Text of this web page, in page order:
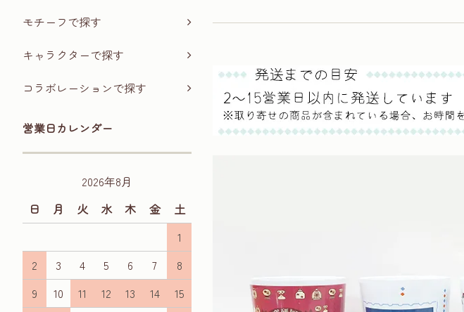
モチーフで探す
キャラクターで探す
コラボレーションで探す
営業日カレンダー
2026年8月
日
月 火 水 木 金
土
1
2
3 4 5 6 7
8
9
10 11 12 13 14
15